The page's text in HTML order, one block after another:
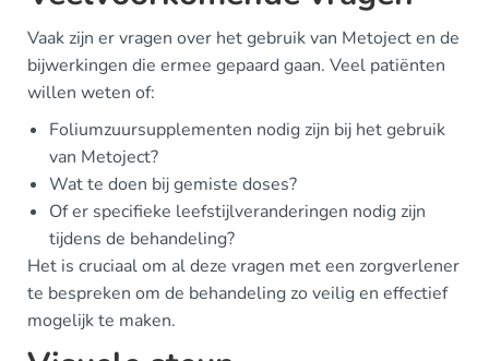
Vaak zijn er vragen over het gebruik van Metoject en de
bijwerkingen die ermee gepaard gaan. Veel patiënten
willen weten of:
Foliumzuursupplementen nodig zijn bij het gebruik
van Metoject?
Wat te doen bij gemiste doses?
Of er specifieke leefstijlveranderingen nodig zijn
tijdens de behandeling?
Het is cruciaal om al deze vragen met een zorgverlener
te bespreken om de behandeling zo veilig en effectief
mogelijk te maken.